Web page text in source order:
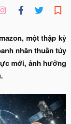
một thập kỷ
nhân thuần túy
mới, ảnh hưởng